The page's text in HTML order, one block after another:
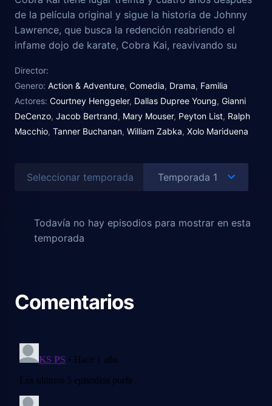
de la película original y sigue la historia de Johnny
Lawrence, que busca la redención reabriendo el
infame dojo de karate, Cobra Kai, reavivando su
quien ha estado luchando por mantener el equilibrio
en su vida sin la guía de su mentor, el Sr. Miyagi. La
serie trata de dos hombres que enfrentan los
demonios del pasado y resuelven las frustraciones
del presente de la única manera en que saben
Director:
Genero: Action & Adventure, Comedia, Drama, Familia
Actores: Courtney Henggeler, Dallas Dupree Young, Gianni
DeCenzo, Jacob Bertrand, Mary Mouser, Peyton List, Ralph
Macchio, Tanner Buchanan, William Zabka, Xolo Mariduena
Seleccionar temporada
Todavía no hay episodios para mostrar en esta
temporada
Comentarios